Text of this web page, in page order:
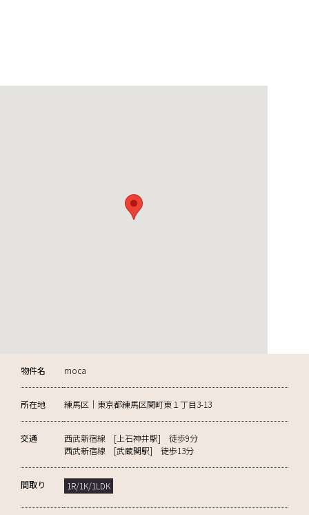
物件名 moca
所在地 練馬区｜東京都練馬区関町東１丁目3-13
交通
西武新宿線 [上石神井駅] 徒歩9分
西武新宿線 [武蔵関駅] 徒歩13分
間取り 1R/1K/1LDK